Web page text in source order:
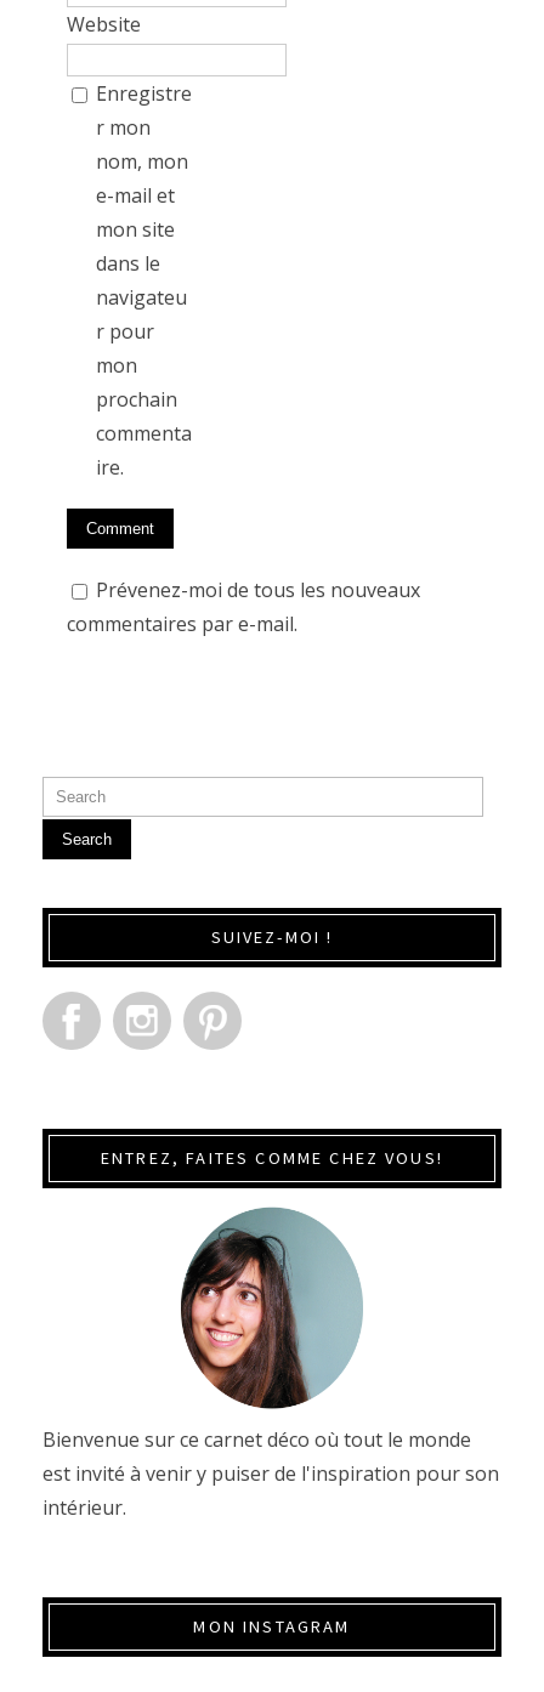
Website
Enregistre
r mon
nom, mon
e-mail et
mon site
dans le
navigateu
r pour
mon
prochain
commenta
ire.
Prévenez-moi de tous les nouveaux
commentaires par e-mail.
Search
SUIVEZ-MOI !
ENTREZ, FAITES COMME CHEZ VOUS!
Bienvenue sur ce carnet déco où tout le monde
est invité à venir y puiser de l'inspiration pour son
intérieur.
MON INSTAGRAM